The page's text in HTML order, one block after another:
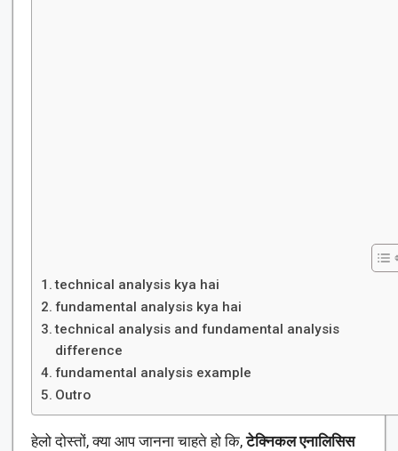
technical analysis kya hai
fundamental analysis kya hai
technical analysis and fundamental analysis
difference
fundamental analysis example
Outro
हेलो दोस्तों, क्या आप जानना चाहते हो कि,टेक्निकल एनालिसिस